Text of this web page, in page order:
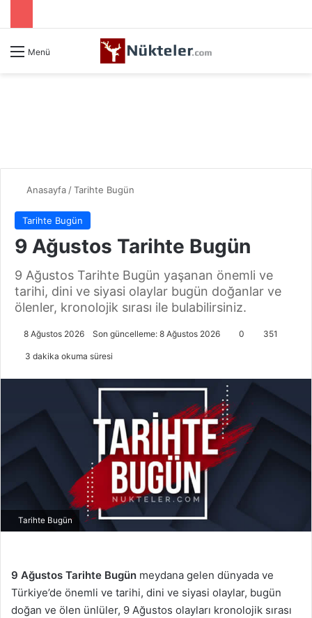
Menü
Anasayfa /Tarihte Bugün
Tarihte Bugün
9 Ağustos Tarihte Bugün
9 Ağustos Tarihte Bugün yaşanan önemli ve
tarihi, dini ve siyasi olaylar bugün doğanlar ve
ölenler, kronolojik sırası ile bulabilirsiniz.
8 Ağustos 2026 Son güncelleme: 8 Ağustos 2026 0 351
3 dakika okuma süresi
Tarihte Bugün
9 Ağustos Tarihte Bugün meydana gelen dünyada ve
Türkiye’de önemli ve tarihi, dini ve siyasi olaylar, bugün
doğan ve ölen ünlüler, 9 Ağustos olayları kronolojik sırası